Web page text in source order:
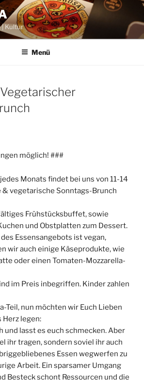
| Kultur
Menü
möglich! ###
Monats findet bei uns von 11-14
& vegetarische Sonntags-Brunch
Frühstücksbuffet, sowie
und Obstplatten zum Dessert.
Essensangebots ist vegan,
wir auch einige Käseprodukte, wie
oder einen Tomaten-Mozzarella-
im Preis inbegriffen. Kinder zahlen
Teil, nun möchten wir Euch Lieben
Herz legen:
und lasst es euch schmecken. Aber
ihr tragen, sondern soviel ihr auch
Essen wegwerfen zu
Arbeit. Ein sparsamer Umgang
Besteck schont Ressourcen und die